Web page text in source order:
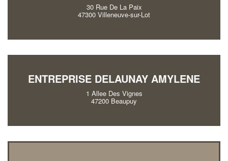
30 Rue De La Paix
47300 Villeneuve-sur-Lot
ENTREPRISE DELAUNAY AMYLENE
1 Allee Des Vignes
47200 Beaupuy